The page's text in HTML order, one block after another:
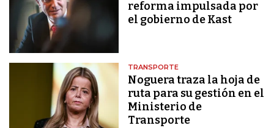
reforma impulsada por
el gobierno de Kast
TRANSPORTE
Noguera traza la hoja de
ruta para su gestión en el
Ministerio de
Transporte